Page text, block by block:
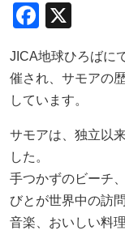
F
c
e
o
o
k
JICA地球ひろばに
催され、サモアの
しています。
サモアは、独立以
した。
手つかずのビーチ
びとが世界中の訪
音楽、おいしい料